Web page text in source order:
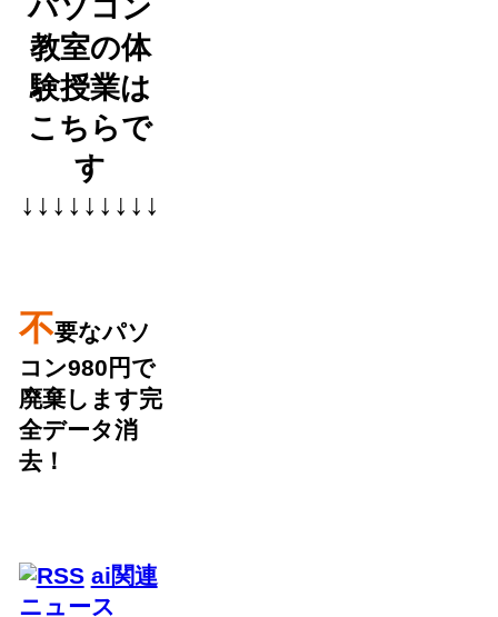
パソコン
教室の体
験授業は
こちらで
す
↓↓↓↓↓↓↓↓↓
不要なパソ
コン980円で
廃棄します完
全データ消
去！
ai関連
ニュース